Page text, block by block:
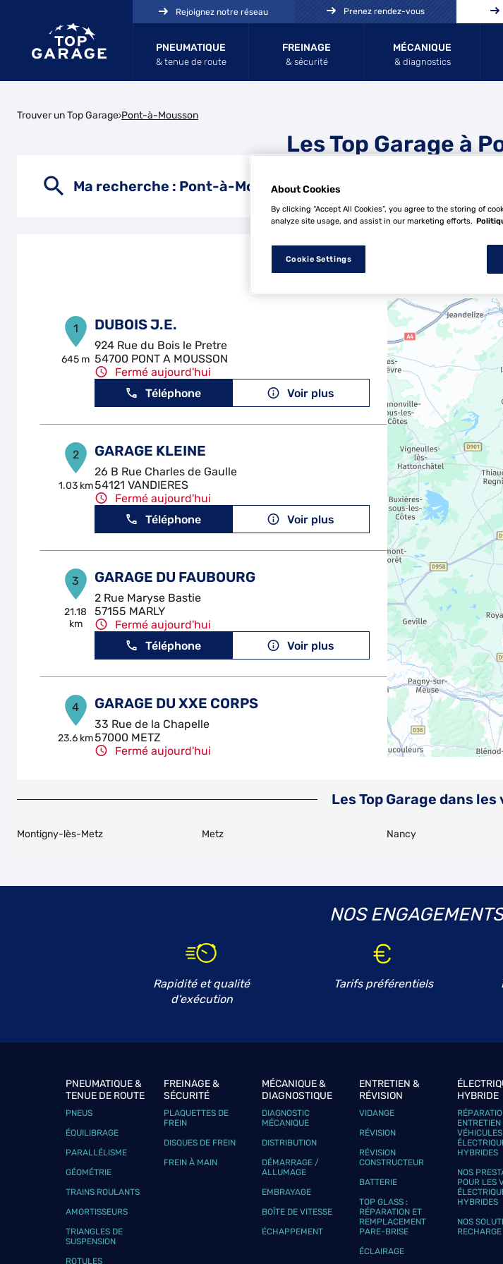
PNEUMATIQUE
& tenue de route
FREINAGE
& sécurité
MÉCANIQUE
& diagnostics
Rejoignez notre réseau Prenez rendez-vous
Trouver un Top Garage Pont-à-Mousson
Les Top Garage à
Ma recherche : Pont-à-Mousson
9 Top Garage à
1
645 m
DUBOIS J.E.
924 Rue du Bois le Pretre
54700 PONT A MOUSSON
Fermé aujourd'hui
Téléphone
Voir plus
2
1.03 km
GARAGE KLEINE
26 B Rue Charles de Gaulle
54121 VANDIERES
Fermé aujourd'hui
Téléphone
Voir plus
3
21.18
km
GARAGE DU FAUBOURG
2 Rue Maryse Bastie
57155 MARLY
Fermé aujourd'hui
Téléphone
Voir plus
4
23.6 km
GARAGE DU XXE CORPS
33 Rue de la Chapelle
57000 METZ
Fermé aujourd'hui
5 GARAGE CAER
GARAGE CHEVALAY
50 Rue de Metz
54800 MARS LA TOUR
Fermé aujourd'hui
7
27.3 km
AM MOTORS
Rue des Drapiers
Fermé aujourd'hui
Téléphone
8
27.78
km
HEIB ROBERT ET FILS
23 Rue Auguste Rolland
57580 REMILLY
Les Top Garage dans
Montigny-lès-Metz Metz Nancy
NOS ENGAGEMENTS
Rapidité et qualité
d'exécution
Tarifs préférentiels
PNEUMATIQUE &
TENUE DE ROUTE
PNEUS
ÉQUILIBRAGE
PARALLÉLISME
GÉOMÉTRIE
TRAINS ROULANTS
AMORTISSEURS
TRIANGLES DE
SUSPENSION
ROTULES
FREINAGE &
SÉCURITÉ
PLAQUETTES DE
FREIN
DISQUES DE FREIN
FREIN À MAIN
MÉCANIQUE &
DIAGNOSTIQUE
DIAGNOSTIC
MÉCANIQUE
DISTRIBUTION
DÉMARRAGE /
ALLUMAGE
EMBRAYAGE
BOÎTE DE VITESSE
ÉCHAPPEMENT
ENTRETIEN &
RÉVISION
VIDANGE
RÉVISION
RÉVISION
CONSTRUCTEUR
BATTERIE
TOP GLASS :
RÉPARATION ET
REMPLACEMENT
PARE-BRISE
ÉCLAIRAGE
HYBRIDE
ENTRETIEN
VÉHICULES
HYBRIDES
NOS
POUR LES
HYBRIDES
NOS
RECHARGE
About Cookies
By clicking “Accept All Cookies”, you agree to the storing of
analyze site usage, and assist in our marketing efforts.
Cookie Settings